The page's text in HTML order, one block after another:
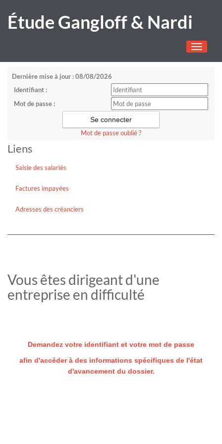
Étude Gangloff & Nardi
Toggle
Dernière mise à jour : 08/08/2026
Identifiant :
Mot de passe :
Mot de passe oublié ?
Liens
Saisie des salariés
Factures impayées
Adresses des créanciers
Vous êtes dirigeant d'une
entreprise en difficulté
Demandez votre identifiant et votre mot de passe
afin d'accéder à des informations spécifiques de l'état
d'avancement du dossier.